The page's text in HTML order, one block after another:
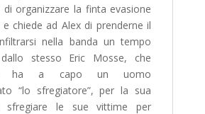
di organizzare la finta evasione
e chiede ad Alex di prenderne il
nella banda un tempo
stesso Eric Mosse, che
ha a capo un uomo
“lo sfregiatore”, per la sua
sfregiare le sue vittime per